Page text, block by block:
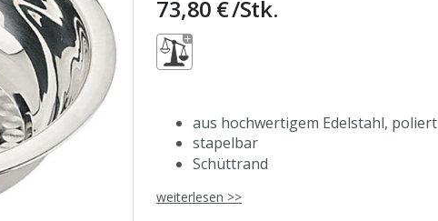
73,80 €/Stk.
aus hochwertigem Edelstahl, poliert
stapelbar
Schüttrand
durabel und langlebig
weiterlesen >>